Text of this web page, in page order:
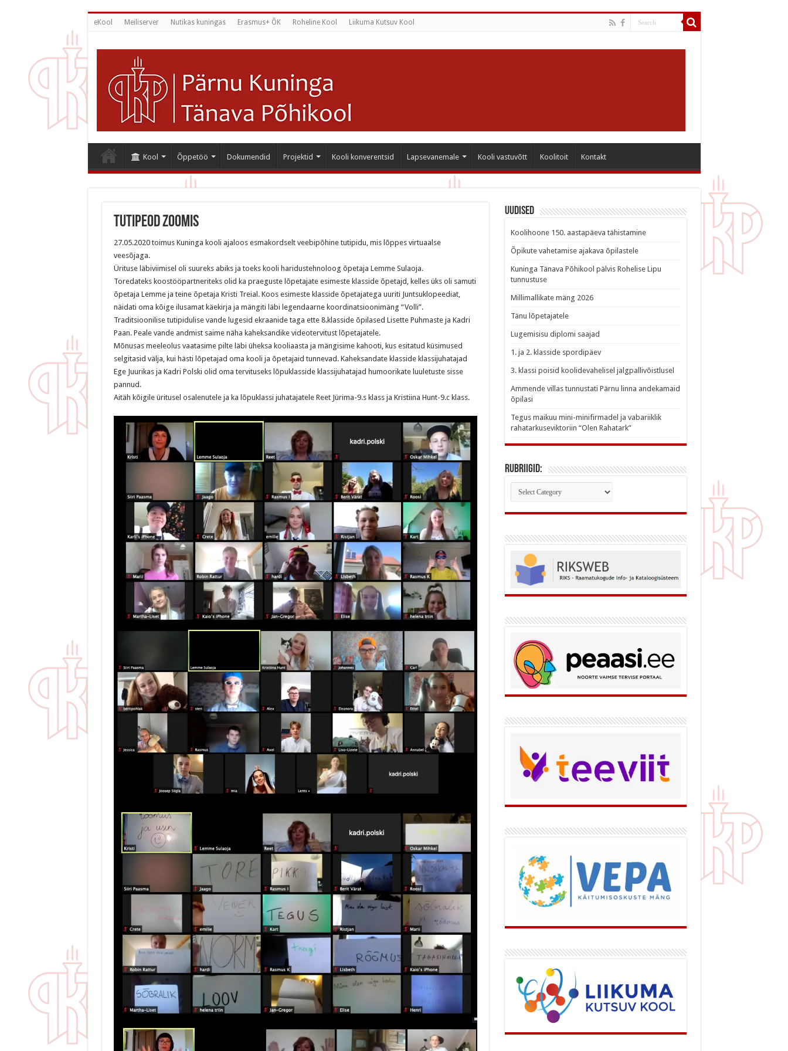
eKool Meiliserver Nutikas kuningas Erasmus+ ÕK Roheline Kool Liikuma Kutsuv Kool
Kool Õppetöö Dokumendid Projektid Kooli konverentsid Lapsevanemale Kooli vastuvõtt Koolitoit Kontakt
Tutipeod Zoomis
27.05.2020 toimus Kuninga kooli ajaloos esmakordselt veebipõhine tutipidu, mis lõppes virtuaalse
veesõjaga.
Ürituse läbiviimisel oli suureks abiks ja toeks kooli haridustehnoloog õpetaja Lemme Sulaoja.
Toredateks koostööpartneriteks olid ka praeguste lõpetajate esimeste klasside õpetajd, kelles üks oli samuti
õpetaja Lemme ja teine õpetaja Kristi Treial. Koos esimeste klasside õpetajatega uuriti Juntsuklopeediat,
näidati oma kõige ilusamat käekirja ja mängiti läbi legendaarne koordinatsioonimäng “Volli”.
Traditsioonilise tutipidulise vande lugesid ekraanide taga ette 8.klasside õpilased Lisette Puhmaste ja Kadri
Paan. Peale vande andmist saime näha kaheksandike videotervitust lõpetajatele.
Mõnusas meeleolus vaatasime pilte läbi üheksa kooliaasta ja mängisime kahooti, kus esitatud küsimused
selgitasid välja, kui hästi lõpetajad oma kooli ja õpetajaid tunnevad. Kaheksandate klasside klassijuhatajad
Ege Juurikas ja Kadri Polski olid oma tervituseks lõpuklasside klassijuhatajad humoorikate luuletuste sisse
pannud.
Aitäh kõigile üritusel osalenutele ja ka lõpuklassi juhatajatele Reet Jürima-9.s klass ja Kristiina Hunt-9.c klass.
Uudised
Koolihoone 150. aastapäeva tähistamine
Õpikute vahetamise ajakava õpilastele
Kuninga Tänava Põhikool pälvis Rohelise Lipu
tunnustuse
Millimallikate mäng 2026
Tänu lõpetajatele
Lugemisisu diplomi saajad
1. ja 2. klasside spordipäev
3. klassi poisid koolidevahelisel jalgpallivõistlusel
Ammende villas tunnustati Pärnu linna andekamaid
õpilasi
Tegus maikuu mini-minifirmadel ja vabariiklik
rahatarkuseviktoriin “Olen Rahatark”
Rubriigid:
Rubriigid: